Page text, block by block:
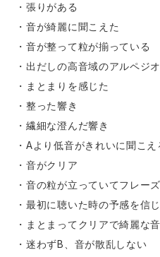
・張りがある
・音が綺麗に聞こえた
・音が整って粒が揃っている
・出だしの高音域のアルペジ
・まとまりを感じた
・整った響き
・繊細な澄んだ響き
・Aより低音がきれいに聞こえ
・音がクリア
・音の粒が立っていてフレー
・最初に聴いた時の予感を信
・まとまってクリアで綺麗な
・迷わずB、音が散乱しない